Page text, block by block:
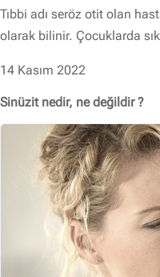
Tıbbi adı seröz otit olan
olarak bilinir. Çocuklarda
14 Kasım 2022
Sinüzit nedir, ne değildir ?